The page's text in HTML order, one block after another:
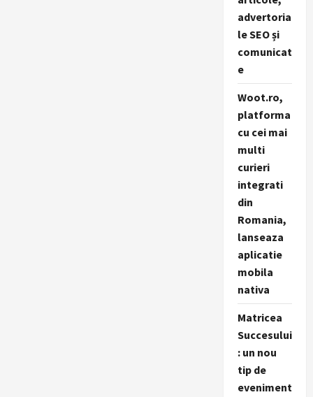
advertoria
le SEO și
comunicat
e
Woot.ro,
platforma
cu cei mai
multi
curieri
integrati
din
Romania,
lanseaza
aplicatie
mobila
nativa
Matricea
Succesului
: un nou
tip de
eveniment